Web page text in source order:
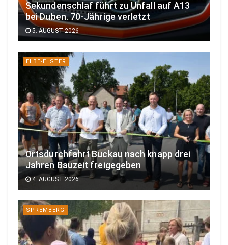
Sekundenschlaf führt zu Unfall auf A13
bei Duben. 70-Jährige verletzt
5. AUGUST 2026
ELBE-ELSTER
Ortsdurchfahrt Buckau nach knapp drei
Jahren Bauzeit freigegeben
4. AUGUST 2026
SPREMBERG